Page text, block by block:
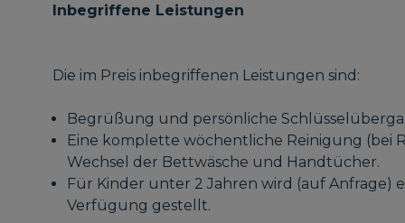
Inbegriffene Leistungen
Die im Preis inbegriffenen Leistungen sind:
Begrüßung und persönliche
Eine komplette wöchentliche Reinigung (bei
Wechsel der Bettwäsche und Handtücher.
Für Kinder unter 2 Jahren wird (auf
Verfügung gestellt.